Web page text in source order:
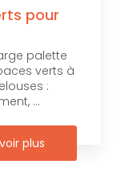
pour
palette
verts à
:
...
plus